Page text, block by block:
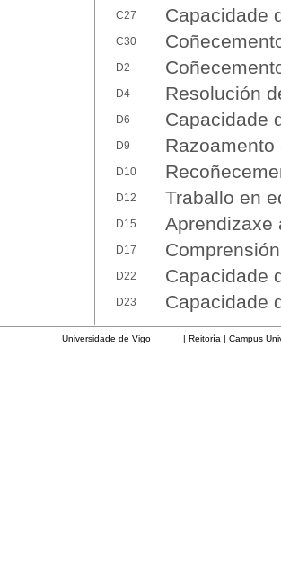
C27 Capacidade
C30
D2
D4 Resolución
D6 Capacidade
D9 Razoamento
D10
D12 Traballo en
D15 Aprendizaxe
D17
D22 Capacidade
D23 Capacidade
Universidade de Vigo | Reitoría | Campus